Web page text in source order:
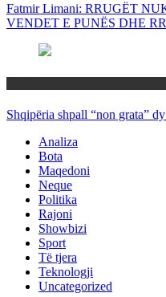
Fatmir Limani: RRUGËT
VENDET E PUNËS DHE
Shqipëria shpall “non grata”
Analiza
Bota
Maqedoni
Neque
Politika
Rajoni
Showbizi
Sport
Të tjera
Teknologji
Uncategorized